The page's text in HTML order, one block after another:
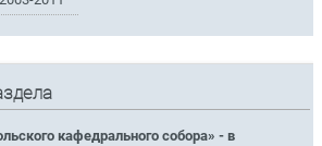
кафедрального собора» - в